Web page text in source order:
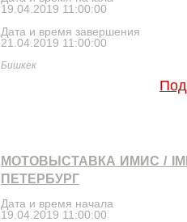
19.04.2019 11:00:00
Дата и время завершения
21.04.2019 11:00:00
Бишкек
МОТОВЫСТАВКА ИМИС /
ПЕТЕРБУРГ
Дата и время начала
19.04.2019 11:00:00